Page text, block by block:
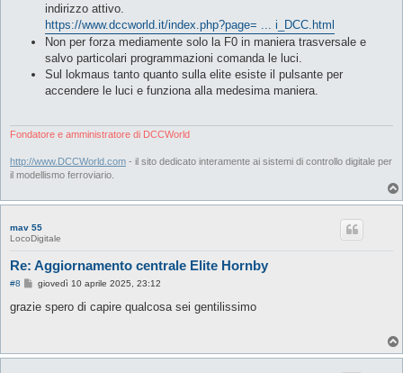
indirizzo attivo.
https://www.dccworld.it/index.php?page= ... i_DCC.html
Non per forza mediamente solo la F0 in maniera trasversale e
salvo particolari programmazioni comanda le luci.
Sul lokmaus tanto quanto sulla elite esiste il pulsante per
accendere le luci e funziona alla medesima maniera.
Fondatore e amministratore di DCCWorld
http://www.DCCWorld.com - il sito dedicato interamente ai sistemi di controllo digitale per
il modellismo ferroviario.
mav 55
LocoDigitale
Re: Aggiornamento centrale Elite Hornby
#8
M
s
i
giovedì 10 aprile 2025, 23:12
grazie spero di capire qualcosa sei gentilissimo